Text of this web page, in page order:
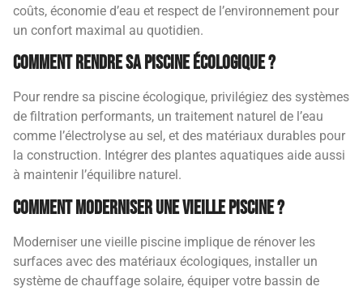
coûts, économie d’eau et respect de l’environnement pour
un confort maximal au quotidien.
Comment rendre sa piscine écologique ?
Pour rendre sa piscine écologique, privilégiez des systèmes
de filtration performants, un traitement naturel de l’eau
comme l’électrolyse au sel, et des matériaux durables pour
la construction. Intégrer des plantes aquatiques aide aussi
à maintenir l’équilibre naturel.
Comment moderniser une vieille piscine ?
Moderniser une vieille piscine implique de rénover les
surfaces avec des matériaux écologiques, installer un
système de chauffage solaire, équiper votre bassin de